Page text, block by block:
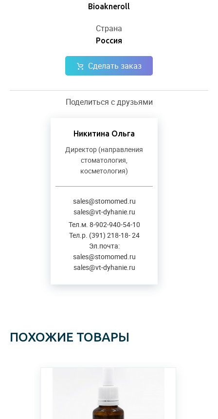
Bioakneroll
Страна
Россия
Сделать заказ
Поделиться с друзьями
Никитина Ольга
Директор (направления
стоматология,
косметология)
sales@stomomed.ru
sales@vt-dyhanie.ru
Тел.м. 8-902-940-54-10
Тел.р. (391) 218-18- 24
Эл.почта:
sales@stomomed.ru
sales@vt-dyhanie.ru
ПОХОЖИЕ ТОВАРЫ